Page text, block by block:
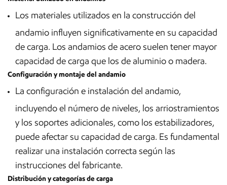
Los materiales utilizados en la construcción del
andamio influyen significativamente en su capacidad
de carga. Los andamios de acero suelen tener mayor
capacidad de carga que los de aluminio o madera.
Configuración y montaje del andamio
La configuración e instalación del andamio,
incluyendo el número de niveles, los arriostramientos
y los soportes adicionales, como los estabilizadores,
puede afectar su capacidad de carga. Es fundamental
realizar una instalación correcta según las
instrucciones del fabricante.
Distribución y categorías de carga